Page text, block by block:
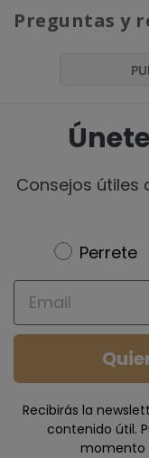
Preguntas y
Consejos útiles
Newsletter
Perrete
Email
Recibirás la
contenido útil.
momento